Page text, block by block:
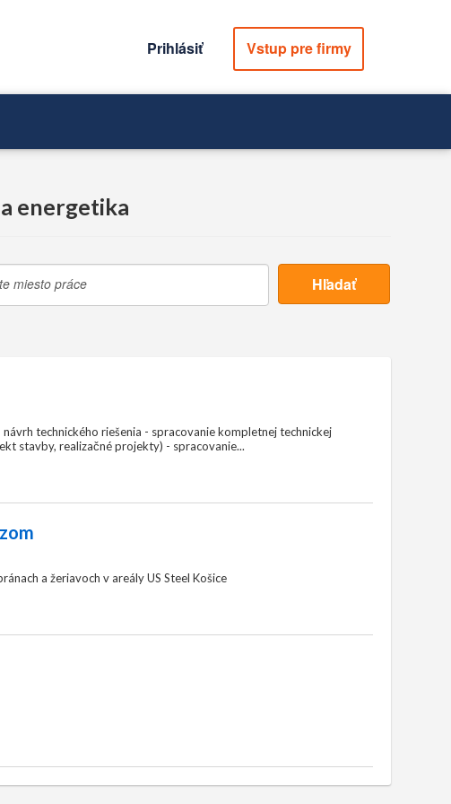
Prihlásiť Vstup pre firmy
energetika
Hľadať
technického riešenia - spracovanie kompletnej technickej
stavby, realizačné projekty) - spracovanie...
a žeriavoch v areály US Steel Košice